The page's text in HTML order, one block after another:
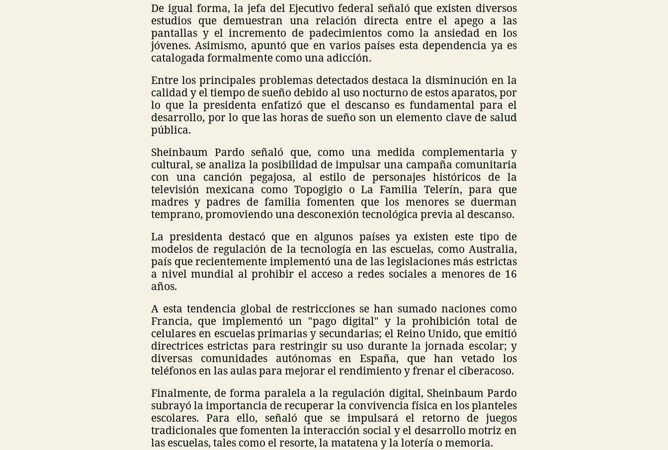
De igual forma, la jefa del Ejecutivo federal señaló que existen diversos
estudios que demuestran una relación directa entre el apego a las
pantallas y el incremento de padecimientos como la ansiedad en los
jóvenes. Asimismo, apuntó que en varios países esta dependencia ya es
catalogada formalmente como una adicción.
Entre los principales problemas detectados destaca la disminución en la
calidad y el tiempo de sueño debido al uso nocturno de estos aparatos, por
lo que la presidenta enfatizó que el descanso es fundamental para el
desarrollo, por lo que las horas de sueño son un elemento clave de salud
pública.
Sheinbaum Pardo señaló que, como una medida complementaria y
cultural, se analiza la posibilidad de impulsar una campaña comunitaria
con una canción pegajosa, al estilo de personajes históricos de la
televisión mexicana como Topogigio o La Familia Telerín, para que
madres y padres de familia fomenten que los menores se duerman
temprano, promoviendo una desconexión tecnológica previa al descanso.
La presidenta destacó que en algunos países ya existen este tipo de
modelos de regulación de la tecnología en las escuelas, como Australia,
país que recientemente implementó una de las legislaciones más estrictas
a nivel mundial al prohibir el acceso a redes sociales a menores de 16
años.
A esta tendencia global de restricciones se han sumado naciones como
Francia, que implementó un "pago digital" y la prohibición total de
celulares en escuelas primarias y secundarias; el Reino Unido, que emitió
directrices estrictas para restringir su uso durante la jornada escolar; y
diversas comunidades autónomas en España, que han vetado los
teléfonos en las aulas para mejorar el rendimiento y frenar el ciberacoso.
Finalmente, de forma paralela a la regulación digital, Sheinbaum Pardo
subrayó la importancia de recuperar la convivencia física en los planteles
escolares. Para ello, señaló que se impulsará el retorno de juegos
tradicionales que fomenten la interacción social y el desarrollo motriz en
las escuelas, tales como el resorte, la matatena y la lotería o memoria.